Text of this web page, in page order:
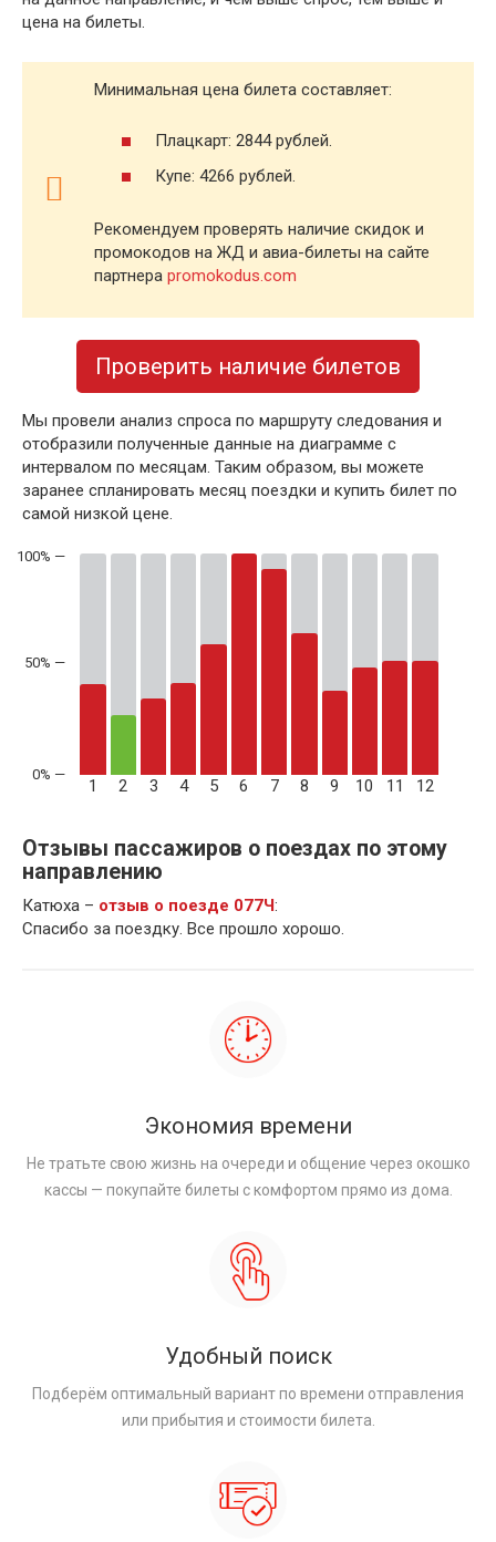
цена на билеты.
Минимальная цена билета составляет:
Плацкарт: 2844 рублей.
Купе: 4266 рублей.
Рекомендуем проверять наличие скидок и
промокодов на ЖД и авиа-билеты на сайте
партнера promokodus.com
Проверить наличие билетов
Мы провели анализ спроса по маршруту следования и
отобразили полученные данные на диаграмме с
интервалом по месяцам. Таким образом, вы можете
заранее спланировать месяц поездки и купить билет по
самой низкой цене.
50% —
1 2 3 4 5 6 7 8 9 10 11 12
Отзывы пассажиров о поездах по этому
направлению
Катюха – отзыв о поезде 077Ч:
Спасибо за поездку. Все прошло хорошо.
Экономия времени
Не тратьте свою жизнь на очереди и общение через окошко
кассы — покупайте билеты с комфортом прямо из дома.
Удобный поиск
Подберём оптимальный вариант по времени отправления
или прибытия и стоимости билета.